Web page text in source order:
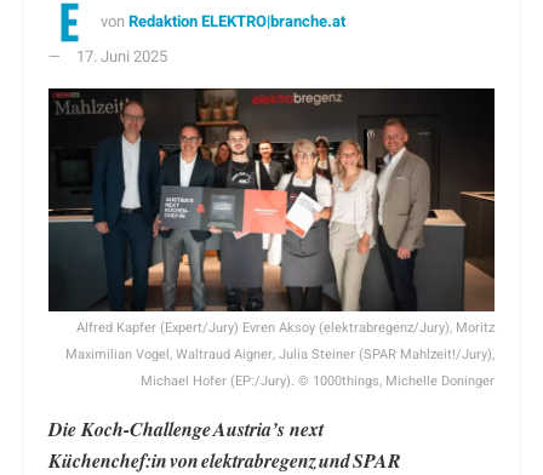
vonRedaktion ELEKTRO|branche.at
17. Juni 2025
Alfred Kapfer (Expert/Jury) Evren Aksoy (elektrabregenz/Jury), Moritz
Maximilian Vogel, Waltraud Aigner, Julia Steiner (SPAR Mahlzeit!/Jury),
Michael Hofer (EP:/Jury). © 1000things, Michelle Doninger
Die Koch-Challenge Austria’s next
Küchenchef:in von elektrabregenz und SPAR